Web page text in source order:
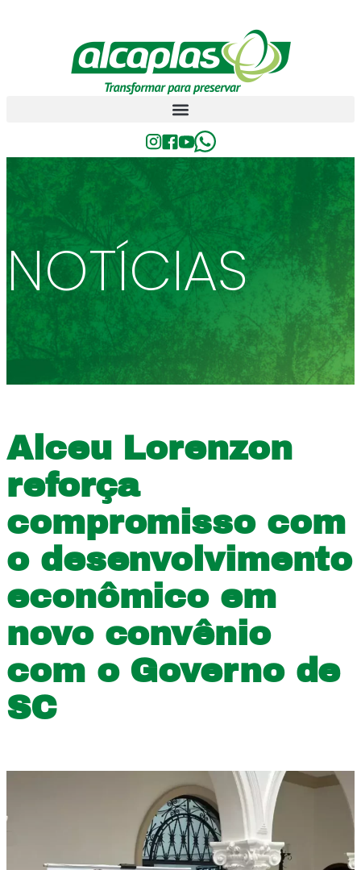
NOTÍCIAS
Alceu Lorenzon
reforça
compromisso com
o desenvolvimento
econômico em
novo convênio
com o Governo de
SC